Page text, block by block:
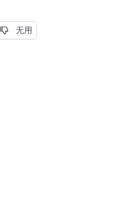
无用